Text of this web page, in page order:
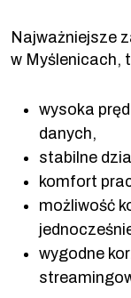
Najważniejsze
w Myślenicach,
wysoka
danych,
stabilne
komfort
możliwość
wygodne